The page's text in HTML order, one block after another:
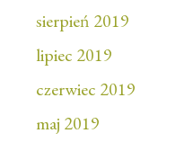
sierpień 2019
lipiec 2019
czerwiec 2019
maj 2019